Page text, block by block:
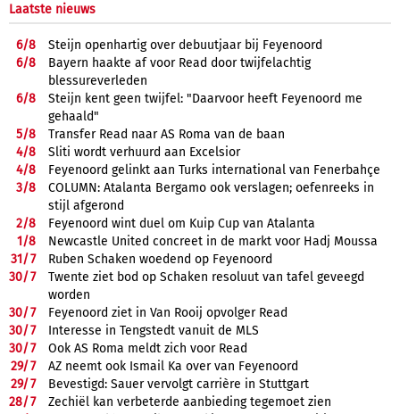
Laatste nieuws
6/8
Steijn openhartig over debuutjaar bij Feyenoord
6/8
Bayern haakte af voor Read door twijfelachtig
blessureverleden
6/8
Steijn kent geen twijfel: "Daarvoor heeft Feyenoord me
gehaald"
5/8
Transfer Read naar AS Roma van de baan
4/8
Sliti wordt verhuurd aan Excelsior
4/8
Feyenoord gelinkt aan Turks international van Fenerbahçe
3/8
COLUMN: Atalanta Bergamo ook verslagen; oefenreeks in
stijl afgerond
2/8
Feyenoord wint duel om Kuip Cup van Atalanta
1/8
Newcastle United concreet in de markt voor Hadj Moussa
31/7
Ruben Schaken woedend op Feyenoord
30/7
Twente ziet bod op Schaken resoluut van tafel geveegd
worden
30/7
Feyenoord ziet in Van Rooij opvolger Read
30/7
Interesse in Tengstedt vanuit de MLS
30/7
Ook AS Roma meldt zich voor Read
29/7
AZ neemt ook Ismail Ka over van Feyenoord
29/7
Bevestigd: Sauer vervolgt carrière in Stuttgart
28/7
Zechiël kan verbeterde aanbieding tegemoet zien